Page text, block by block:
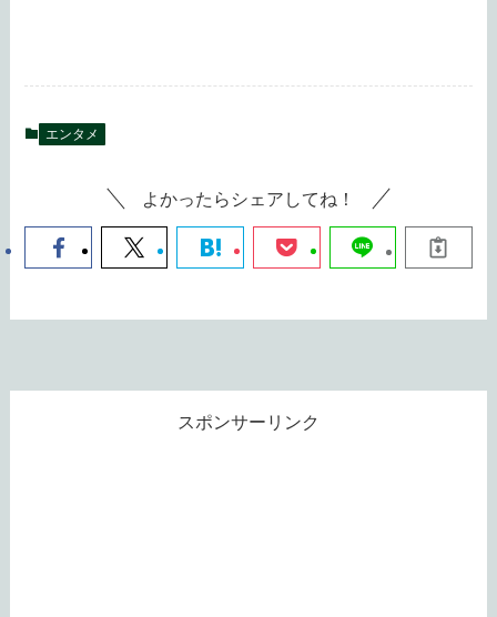
エンタメ
よかったらシェアしてね！
スポンサーリンク